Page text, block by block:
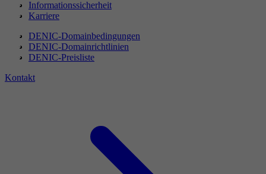
Informationssicherheit
Karriere
DENIC-Domainbedingungen
DENIC-Domainrichtlinien
DENIC-Preisliste
Kontakt